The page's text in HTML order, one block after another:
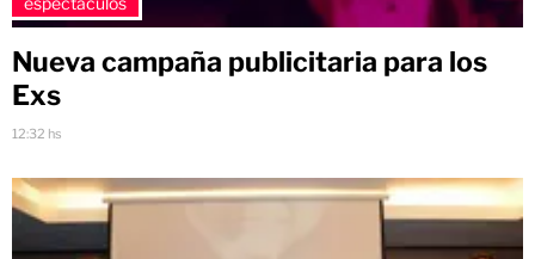
Nueva campaña publicitaria para los
Exs
12:32 hs